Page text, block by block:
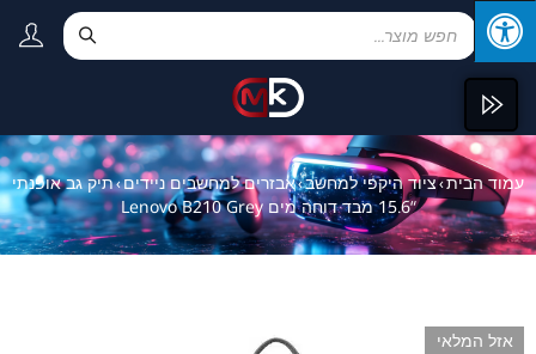
עמוד הבית›ציוד היקפי למחשב›אבזרים למחשבים ניידים›תיק גב אופנתי
“15.6 מבד דוחה מים Lenovo B210 Grey
אזל המלאי